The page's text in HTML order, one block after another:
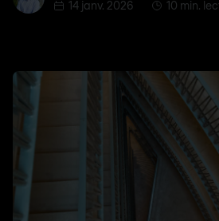
14 janv. 2026
10 min.